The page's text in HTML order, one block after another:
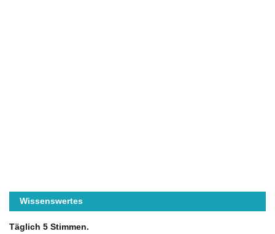
Wissenswertes
Täglich 5 Stimmen.